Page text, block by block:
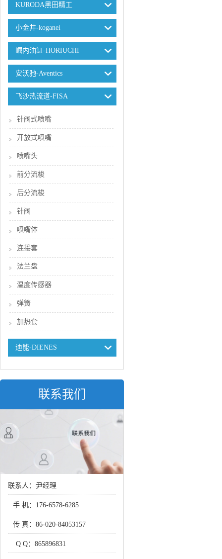
KURODA黑田精工
小金井-koganei
崛内油缸-HORIUCHI
安沃驰-Aventics
飞沙热流道-FISA
针阀式喷嘴
开放式喷嘴
喷嘴头
前分流梭
后分流梭
针阀
喷嘴体
连接套
法兰盘
温度传感器
弹簧
加热套
迪能-DIENES
联系我们
联系人：尹经理
手 机： 176-6578-6285
传 真： 86-020-84053157
Q Q： 865896831